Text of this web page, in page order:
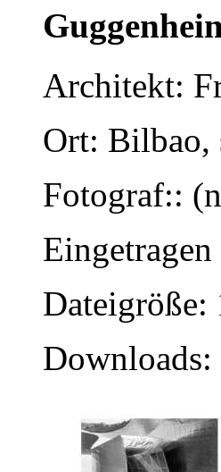
Architekt:
Ort: Bilbao,
Fotograf::
Downloads: